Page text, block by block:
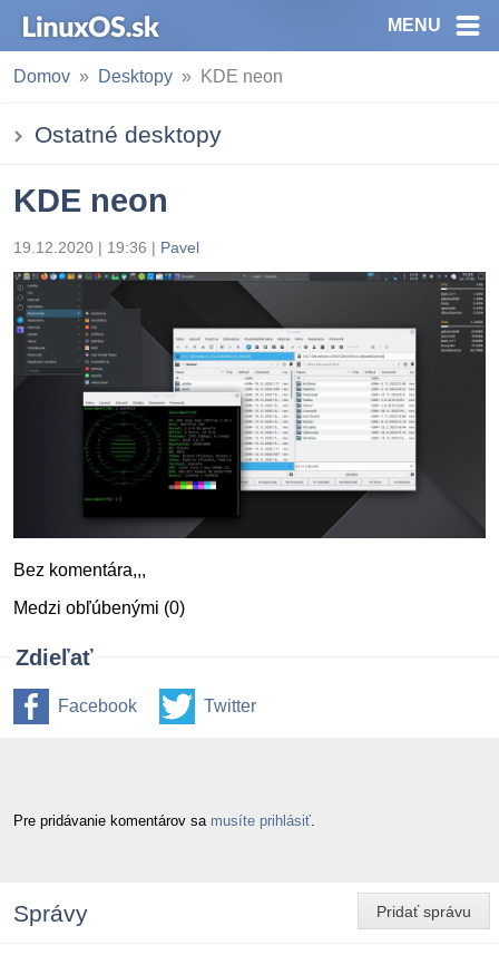
MENU
Domov Desktopy KDE neon
Ostatné desktopy
KDE neon
19.12.2020 | 19:36 | Pavel
Bez komentára,,,
Medzi obľúbenými (0)
Zdieľať
Facebook Twitter
Pre pridávanie komentárov sa musíte prihlásiť.
Pridať správu
Správy